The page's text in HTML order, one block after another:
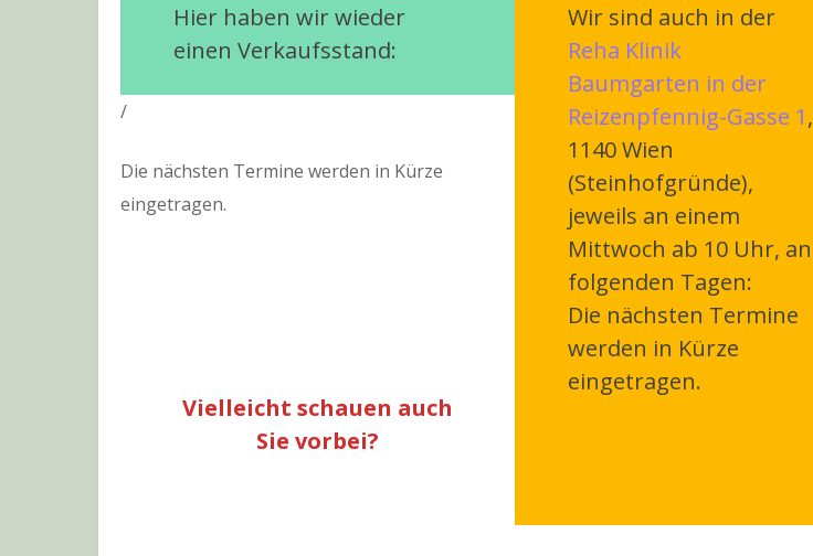
Hier haben wir wieder
einen Verkaufsstand:
/
Die nächsten Termine werden in Kürze
eingetragen.
Vielleicht schauen auch
Sie vorbei?
Wir sind auch in der
Reha Klinik
Baumgarten in der
Reizenpfennig-Gasse 1,
1140 Wien
(Steinhofgründe),
jeweils an einem
Mittwoch ab 10 Uhr, an
folgenden Tagen:
Die nächsten Termine
werden in Kürze
eingetragen.